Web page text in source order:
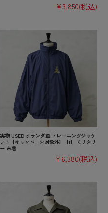
¥3,850(税込)
実物 USED オランダ軍 トレーニングジャケ
ット【キャンペーン対象外】【I】 ミリタリ
ー 古着
¥6,380(税込)